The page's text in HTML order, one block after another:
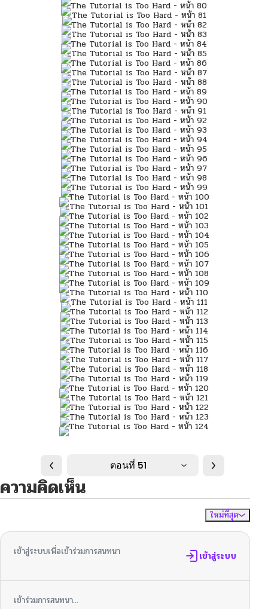
ตอนที่ 51
ความคิดเห็น
ใหม่ที่สุด
เข้าสู่ระบบเพื่อเข้าร่วมการสนทนา เข้าสู่ระบบ
เข้าร่วมการสนทนา...